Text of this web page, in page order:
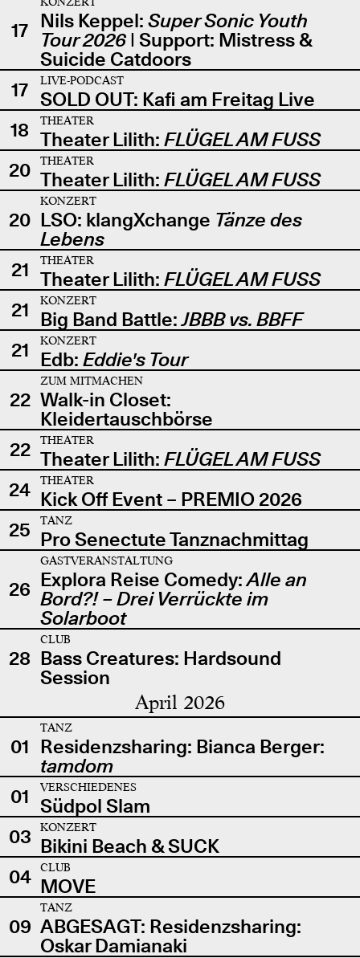
17 Nils Keppel: Super Sonic Youth
Tour 2026| Support: Mistress &
Suicide Catdoors
17
LIVE-PODCAST
SOLD OUT: Kafi am Freitag Live
18
THEATER
Theater Lilith: FLÜGEL AM FUSS
20
THEATER
Theater Lilith: FLÜGEL AM FUSS
20
KONZERT
LSO: klangXchange Tänze des
Lebens
21
THEATER
Theater Lilith: FLÜGEL AM FUSS
21
KONZERT
Big Band Battle:JBBB vs. BBFF
21
KONZERT
Edb: Eddie's Tour
22
ZUM MITMACHEN
Walk-in Closet:
Kleidertauschbörse
22
THEATER
Theater Lilith: FLÜGEL AM FUSS
24
THEATER
Kick Off Event – PREMIO 2026
25
TANZ
Pro Senectute Tanznachmittag
26
GASTVERANSTALTUNG
Explora Reise Comedy:Alle an
Bord?! – Drei Verrückte im
Solarboot
28
CLUB
Bass Creatures: Hardsound
Session
April 2026
01
TANZ
Residenzsharing: Bianca Berger:
tamdom
01
VERSCHIEDENES
Südpol Slam
03
KONZERT
Bikini Beach & SUCK
04
CLUB
MOVE
09
TANZ
ABGESAGT: Residenzsharing:
Oskar Damianaki